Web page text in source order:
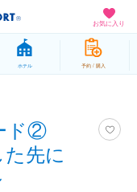
お気に入り
ホテル 予約 / 購入
ド②
先に